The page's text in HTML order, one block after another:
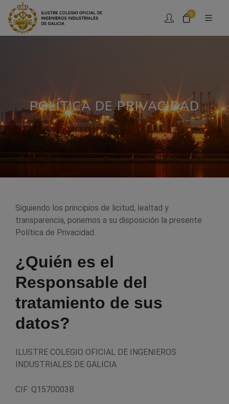
0
POLÍTICA DE PRIVACIDAD
Siguiendo los principios de licitud, lealtad y
transparencia, ponemos a su disposición la presente
Política de Privacidad.
¿Quién es el
Responsable del
tratamiento de sus
datos?
ILUSTRE COLEGIO OFICIAL DE INGENIEROS
INDUSTRIALES DE GALICIA
CIF: Q1570003B